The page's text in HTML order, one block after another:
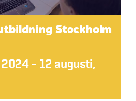
Stockholm
2024 – 12 augusti,